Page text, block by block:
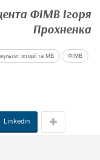
ФІМВ Ігоря
Прохненка
історії та МВ ФІМВ
Linkedin